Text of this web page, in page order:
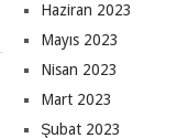
Haziran 2023
Mayıs 2023
Nisan 2023
Mart 2023
Şubat 2023